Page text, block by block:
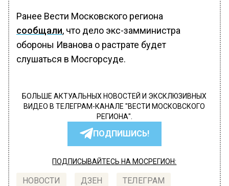
Ранее Вести Московского региона
сообщали, что дело экс-замминистра
обороны Иванова о растрате будет
слушаться в Мосгорсуде.
БОЛЬШЕ АКТУАЛЬНЫХ НОВОСТЕЙ И ЭКСКЛЮЗИВНЫХ
ВИДЕО В ТЕЛЕГРАМ-КАНАЛЕ "ВЕСТИ МОСКОВСКОГО
РЕГИОНА".
ПОДПИШИСЬ!
ПОДПИСЫВАЙТЕСЬ НА МОСРЕГИОН:
НОВОСТИ ДЗЕН ТЕЛЕГРАМ